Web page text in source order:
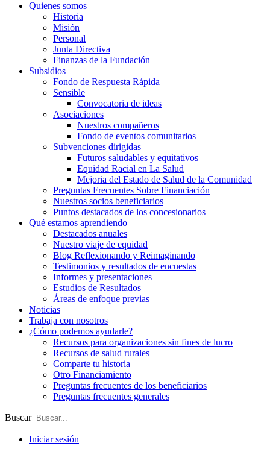
Quienes somos
Historia
Misión
Personal
Junta Directiva
Finanzas de la Fundación
Subsidios
Fondo de Respuesta Rápida
Sensible
Convocatoria de ideas
Asociaciones
Nuestros compañeros
Fondo de eventos comunitarios
Subvenciones dirigidas
Futuros saludables y equitativos
Equidad Racial en La Salud
Mejoria del Estado de Salud de la Comunidad
Preguntas Frecuentes Sobre Financiación
Nuestros socios beneficiarios
Puntos destacados de los concesionarios
Qué estamos aprendiendo
Destacados anuales
Nuestro viaje de equidad
Blog Reflexionando y Reimaginando
Testimonios y resultados de encuestas
Informes y presentaciones
Estudios de Resultados
Áreas de enfoque previas
Noticias
Trabaja con nosotros
¿Cómo podemos ayudarle?
Recursos para organizaciones sin fines de lucro
Recursos de salud rurales
Comparte tu historia
Otro Financiamiento
Preguntas frecuentes de los beneficiarios
Preguntas frecuentes generales
Buscar
Iniciar sesión